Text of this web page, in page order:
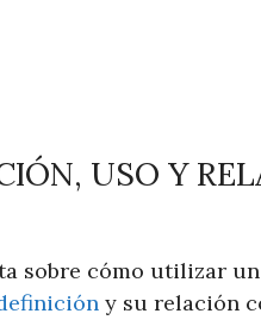
USO Y
sobre cómo utilizar
y su relación